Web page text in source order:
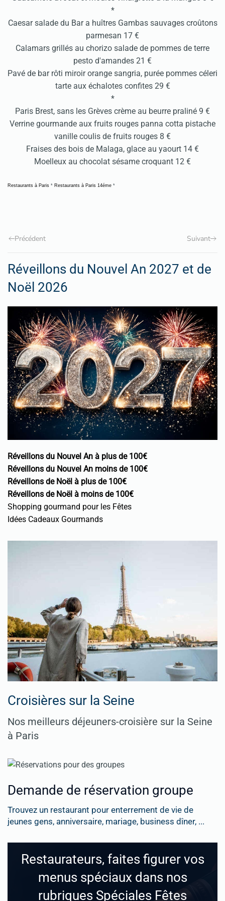
*
Caesar salade du Bar a huîtres Gambas sauvages croûtons
parmesan 17 €
Calamars grillés au chorizo salade de pommes de terre
pesto d'amandes 21 €
Pavé de bar rôti miroir orange sangria, purée pommes céleri
tarte aux échalotes confites 29 €
*
Paris Brest, sans les Grèves crème au beurre praliné 9 €
Verrine gourmande aux fruits rouges panna cotta pistache
vanille coulis de fruits rouges 8 €
Fraises des bois de Malaga, glace au yaourt 14 €
Moelleux au chocolat sésame croquant 12 €
Restaurants à Paris * Restaurants à Paris 14éme *
Précédent Suivant
Réveillons du Nouvel An 2027 et de
Noël 2026
Réveillons du Nouvel An à plus de 100€
Réveillons du Nouvel An moins de 100€
Réveillons de Noël à plus de 100€
Réveillons de Noël à moins de 100€
Shopping gourmand pour les Fêtes
Idées Cadeaux Gourmands
Croisières sur la Seine
Nos meilleurs déjeuners-croisière sur la Seine
à Paris
Demande de réservation groupe
Trouvez un restaurant pour enterrement de vie de
jeunes gens, anniversaire, mariage, business dîner, ...
Restaurateurs, faites figurer vos
menus spéciaux dans nos
rubriques Spéciales Fêtes